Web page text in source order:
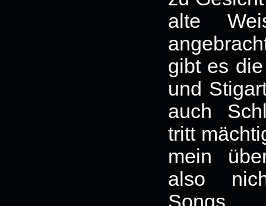
alte
gibt es
und
auch
tritt
mein
also
Songs